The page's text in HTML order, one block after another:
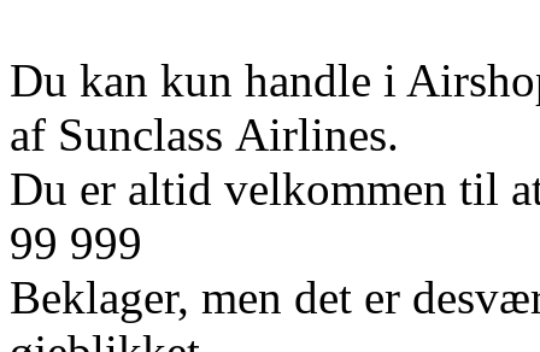
Du kan kun handle i
af Sunclass Airlines.
Du er altid velkommen til
99 999
Beklager, men det er